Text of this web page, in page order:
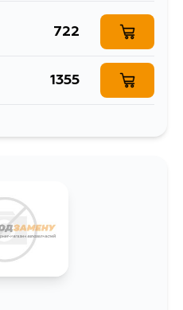
722
1355
1521
930